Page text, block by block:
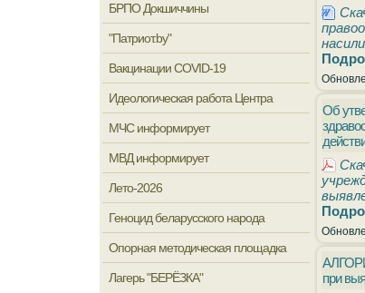
БРПО Докшиччины
"Патриот.by"
Вакцинации COVID-19
Идеологическая работа Центра
МЧС информирует
МВД информирует
Лето-2026
Геноцид беларусского народа
Опорная методическая площадка
Лагерь "БЕРЁЗКА"
Об
при